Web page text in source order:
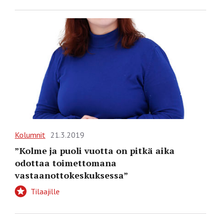
Kolumnit 21.3.2019
”Kolme ja puoli vuotta on pitkä aika
odottaa toimettomana
vastaanottokeskuksessa”
Tilaajille